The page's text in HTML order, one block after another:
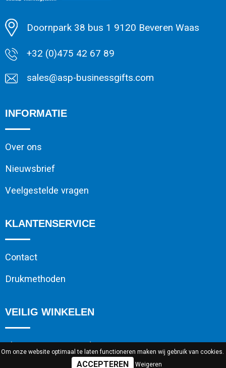
Doornpark 38 bus 1 9120 Beveren Waas
+32 (0)475 42 67 89
sales@asp-businessgifts.com
INFORMATIE
Over ons
Nieuwsbrief
Veelgestelde vragen
KLANTENSERVICE
Contact
Drukmethoden
VEILIG WINKELEN
Algemene voorwaarden
Om onze website optimaal te laten functioneren maken wij gebruik van cookies.
Weigeren